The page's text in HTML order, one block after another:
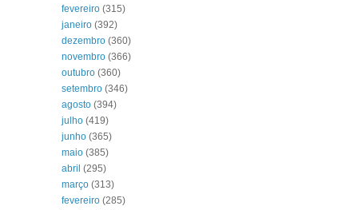
fevereiro (315)
janeiro (392)
dezembro (360)
novembro (366)
outubro (360)
setembro (346)
agosto (394)
julho (419)
junho (365)
maio (385)
abril (295)
março (313)
fevereiro (285)